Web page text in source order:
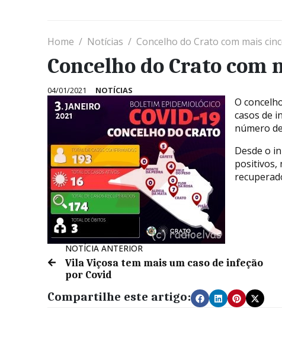
Home Notícias Concelho do Crato com mais
Concelho do Crato com
04/01/2021 NOTÍCIAS
O
casos de
número
Desde o
positivos,
NOTÍCIA ANTERIOR
Vila Viçosa tem mais um caso de infeção
por Covid
Compartilhe este artigo: